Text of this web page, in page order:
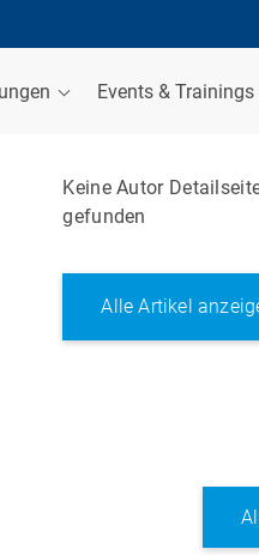
Events & Trainings
Keine Autor
gefunden
Alle Artikel